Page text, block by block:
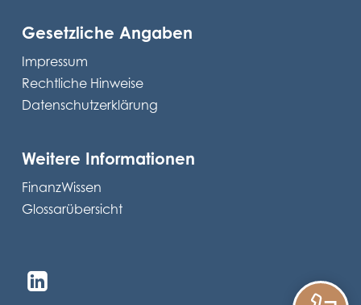
Gesetzliche Angaben
Impressum
Rechtliche Hinweise
Datenschutzerklärung
Weitere Informationen
FinanzWissen
Glossarübersicht